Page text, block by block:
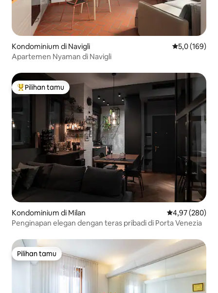
Kondominium di Navigli Nilai rata-rata
5,0 (169)
Apartemen Nyaman di Navigli
Pilihan tamu terpopuler
Pilihan tamu
Kondominium di Milan Nilai rata-rata
4,97 (280)
Penginapan elegan dengan teras pribadi di Porta Venezia
Pilihan tamu
Pilihan tamu